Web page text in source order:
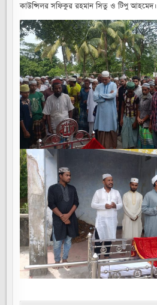
কাউন্সিলর সফিকুর রহমান সিতু ও টিপু আহমেদ।